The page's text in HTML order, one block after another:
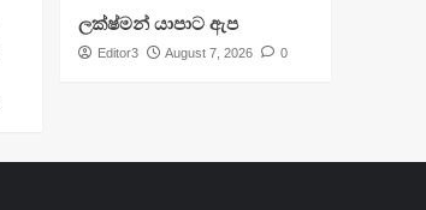
ලක්ෂ්මන් යාපාට ඇප
Editor3 August 7, 2026 0